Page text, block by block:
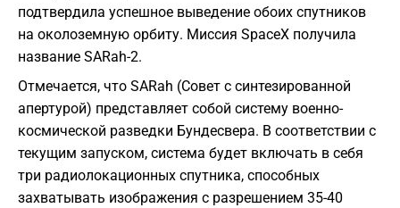
подтвердила успешное выведение обоих спутников
на околоземную орбиту. Миссия SpaceX получила
название SARah-2.
Отмечается, что SARah (Совет с синтезированной
апертурой) представляет собой систему военно-
космической разведки Бундесвера. В соответствии с
текущим запуском, система будет включать в себя
три радиолокационных спутника, способных
захватывать изображения с разрешением 35-40